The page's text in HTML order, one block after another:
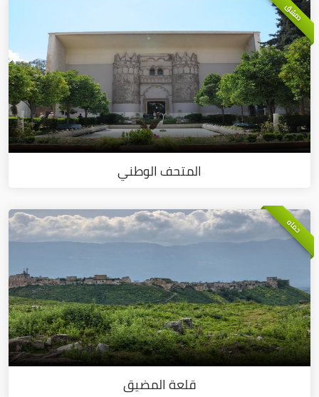
دمشق
المتحف الوطني
حماه
قلعة المضيق